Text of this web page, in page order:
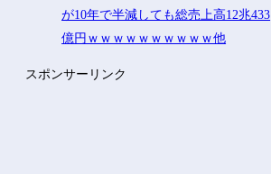
が10年で半減しても総売上高12兆433
億円ｗｗｗｗｗｗｗｗｗｗ他
スポンサーリンク